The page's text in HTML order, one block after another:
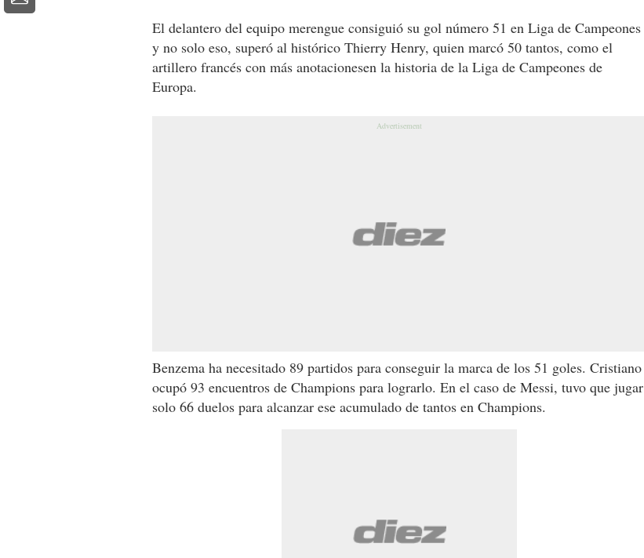
El delantero del equipo merengue consiguió su gol número 51 en Liga de Campeones
y no solo eso, superó al histórico Thierry Henry, quien marcó 50 tantos, como el
artillero francés con más anotacionesen la historia de la Liga de Campeones de
Europa.
Benzema ha necesitado 89 partidos para conseguir la marca de los 51 goles. Cristiano
ocupó 93 encuentros de Champions para lograrlo. En el caso de Messi, tuvo que jugar
solo 66 duelos para alcanzar ese acumulado de tantos en Champions.